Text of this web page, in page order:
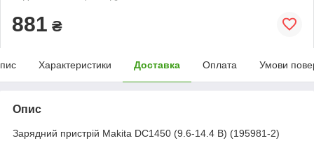
881 ₴
Характеристики Доставка Оплата Умови
Опис
Зарядний пристрій Makita DC1450 (9.6-14.4 В) (195981-2)